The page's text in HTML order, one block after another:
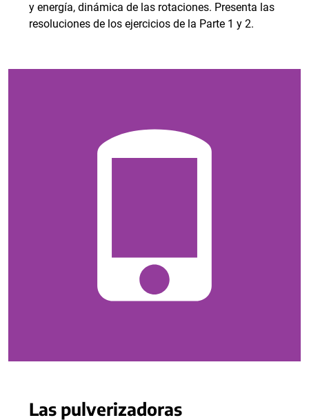
y energía, dinámica de las rotaciones. Presenta las
resoluciones de los ejercicios de la Parte 1 y 2.
Las pulverizadoras